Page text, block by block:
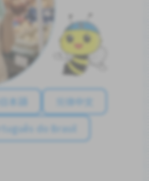
本語
简体中文
do Brasil